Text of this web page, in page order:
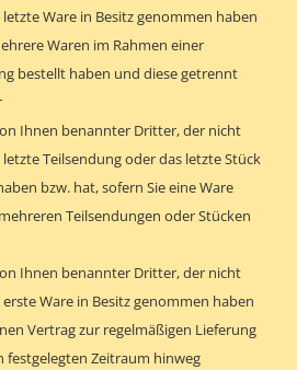
Ware in Besitz genommen haben
Waren im Rahmen einer
bestellt haben und diese getrennt
Ihnen benannter Dritter, der nicht
Teilsendung oder das letzte Stück
bzw. hat, sofern Sie eine Ware
Teilsendungen oder Stücken
Ihnen benannter Dritter, der nicht
Ware in Besitz genommen haben
Vertrag zur regelmäßigen Lieferung
festgelegten Zeitraum hinweg